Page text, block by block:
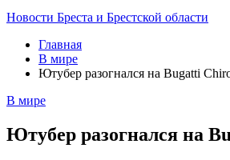
Новости Бреста и Брестской области
Главная
В мире
Ютубер разогнался на Bugatti
В мире
Ютубер разогнался на